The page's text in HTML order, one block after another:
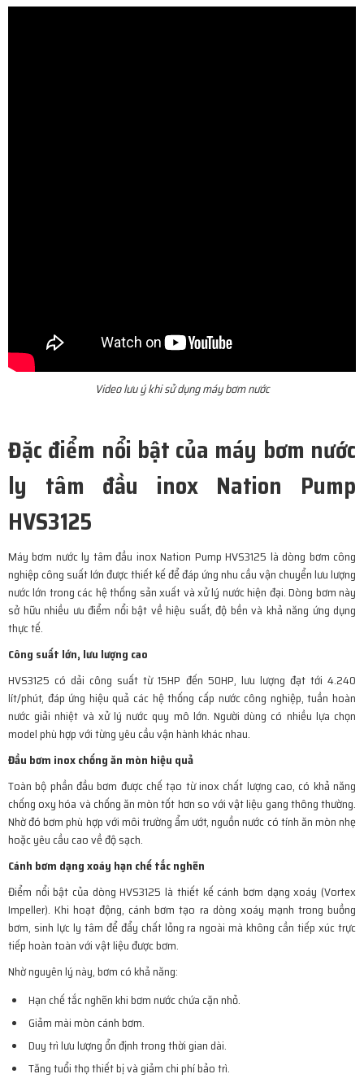
Video lưu ý khi sử dụng máy bơm nước
Đặc điểm nổi bật của máy bơm nước
ly tâm đầu inox Nation Pump
HVS3125
Máy bơm nước ly tâm đầu inox Nation Pump HVS3125 là dòng bơm công
nghiệp công suất lớn được thiết kế để đáp ứng nhu cầu vận chuyển lưu lượng
nước lớn trong các hệ thống sản xuất và xử lý nước hiện đại. Dòng bơm này
sở hữu nhiều ưu điểm nổi bật về hiệu suất, độ bền và khả năng ứng dụng
thực tế.
Công suất lớn, lưu lượng cao
HVS3125 có dải công suất từ 15HP đến 50HP, lưu lượng đạt tới 4.240
lít/phút, đáp ứng hiệu quả các hệ thống cấp nước công nghiệp, tuần hoàn
nước giải nhiệt và xử lý nước quy mô lớn. Người dùng có nhiều lựa chọn
model phù hợp với từng yêu cầu vận hành khác nhau.
Đầu bơm inox chống ăn mòn hiệu quả
Toàn bộ phần đầu bơm được chế tạo từ inox chất lượng cao, có khả năng
chống oxy hóa và chống ăn mòn tốt hơn so với vật liệu gang thông thường.
Nhờ đó bơm phù hợp với môi trường ẩm ướt, nguồn nước có tính ăn mòn nhẹ
hoặc yêu cầu cao về độ sạch.
Cánh bơm dạng xoáy hạn chế tắc nghẽn
Điểm nổi bật của dòng HVS3125 là thiết kế cánh bơm dạng xoáy (Vortex
Impeller). Khi hoạt động, cánh bơm tạo ra dòng xoáy mạnh trong buồng
bơm, sinh lực ly tâm để đẩy chất lỏng ra ngoài mà không cần tiếp xúc trực
tiếp hoàn toàn với vật liệu được bơm.
Nhờ nguyên lý này, bơm có khả năng:
Hạn chế tắc nghẽn khi bơm nước chứa cặn nhỏ.
Giảm mài mòn cánh bơm.
Duy trì lưu lượng ổn định trong thời gian dài.
Tăng tuổi thọ thiết bị và giảm chi phí bảo trì.